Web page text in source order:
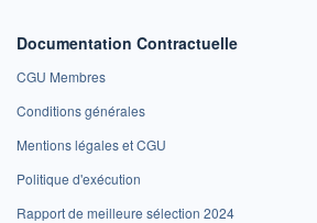
Documentation Contractuelle
CGU Membres
Conditions générales
Mentions légales et CGU
Politique d'exécution
Rapport de meilleure sélection 2024